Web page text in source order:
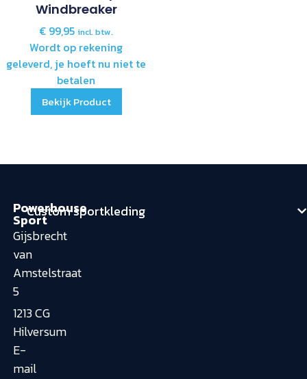
Windbreaker
€ 99,95 incl. btw.
Wordt op rekening
geleverd, je hoeft nu niet te
betalen
Bekijk Product
Powerhouse
Sport
Gijsbrecht
van
Amstelstraat
5
1213 CG
Hilversum
E-
mail
Custom sportkleding